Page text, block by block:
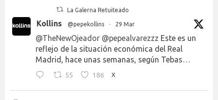
La Galerna Retuiteado
Kollins @pepekollins · 29 Mar
@TheNewOjeador @pepealvarezzz Este es un
reflejo de la situación económica del Real
Madrid, hace unas semanas, según Tebas…
55 186 X